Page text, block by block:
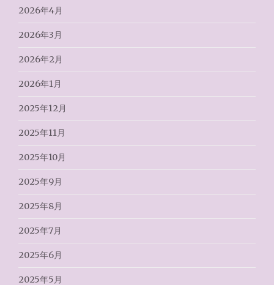
2026年4月
2026年3月
2026年2月
2026年1月
2025年12月
2025年11月
2025年10月
2025年9月
2025年8月
2025年7月
2025年6月
2025年5月